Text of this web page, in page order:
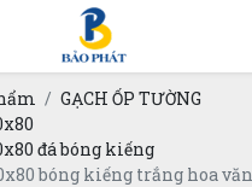
GẠCH ỐP TƯỜNG
đá bóng kiếng
bóng kiếng trắng hoa văn